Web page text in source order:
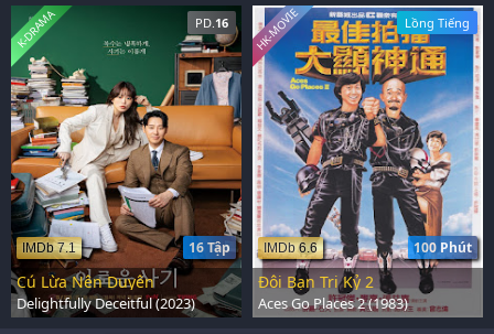
PD.16
16 Tập
IMDb 7.1
K-DRAMA
Cú Lừa Nên Duyên
Delightfully Deceitful (2023)
Lồng Tiếng
100 Phút
IMDb 6.6
HK-MOVIE
Đôi Bạn Tri Kỷ 2
Aces Go Places 2 (1983)